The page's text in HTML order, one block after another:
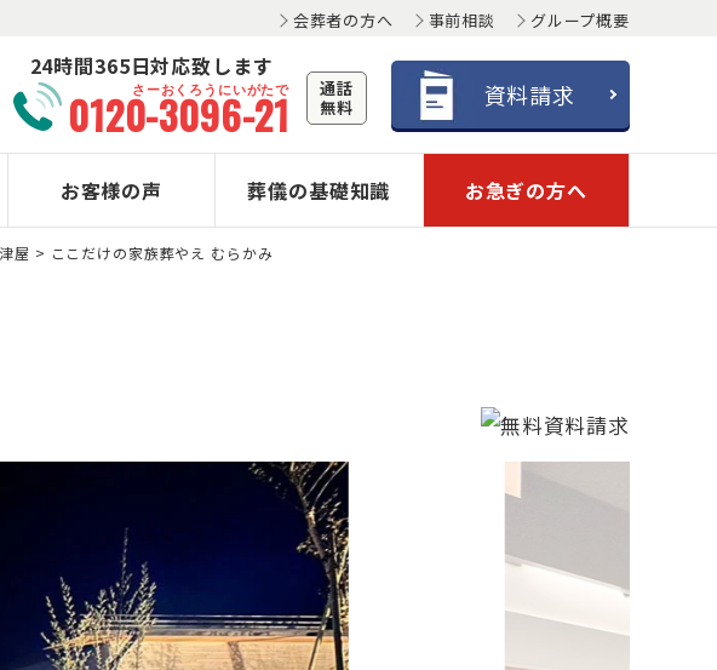
会葬者の方へ 事前相談 グループ概要
24時間365日対応致します
0120-3096-21
さーおくろうにいがたで
通話
無料
資料請求
お客様の声 葬儀の基礎知識 お急ぎの方へ
屋 > ここだけの家族葬やえ むらかみ